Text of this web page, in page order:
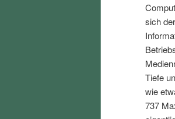
s
p
r
i
l
t
s
p
sich
Tiefe
wie
737